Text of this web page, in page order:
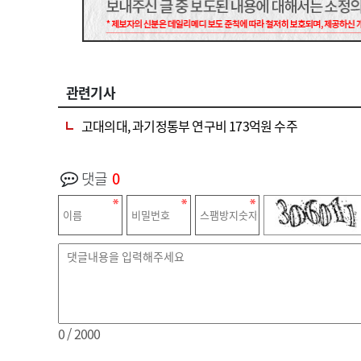
관련기사
고대의대, 과기정통부 연구비 173억원 수주
댓글 0
0/ 2000